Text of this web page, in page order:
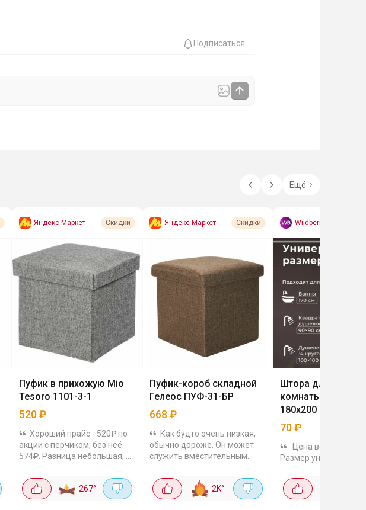
Подписаться
Ещё
Яндекс Маркет Скидки
Пуфик в прихожую Mio
Tesoro 1101-3-1
520₽
Хороший прайс - 520₽ по
акции с перчиком, без неё
574₽. Разница небольшая, но
хранения - можно обувные
аксессуары, ключи, мелочи
туда сложить....
267°
Яндекс Маркет Скидки
Пуфик-короб складной
Гелеос ПУФ-31-БР
668 ₽
Как будто очень низкая,
обычно дороже. Он может
служить вместительным
вещей. Каркас из
прессованной ДВП, обивка
из износостойкой
2K°
Wildberries
Штора для ванной
комнаты
180х200 см
70₽
Цена всего 70
Размер